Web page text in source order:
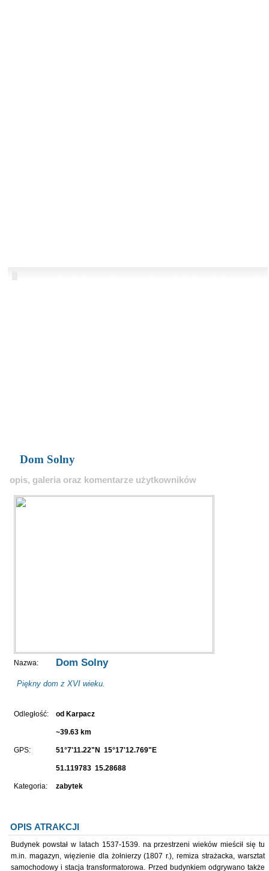
Dom Solny
opis, galeria oraz komentarze użytkowników
Nazwa: Dom Solny
Piękny dom z XVI wieku.
Odległość: od Karpacz
~39.63 km
GPS: 51°7'11.22"N 15°17'12.769"E
51.119783 15.28688
Kategoria: zabytek
OPIS ATRAKCJI
Budynek powstał w latach 1537-1539. na przestrzeni wieków mieścił się tu
m.in. magazyn, więzienie dla żołnierzy (1807 r.), remiza strażacka, warsztat
samochodowy i stacja transformatorowa. Przed budynkiem odgrywano także